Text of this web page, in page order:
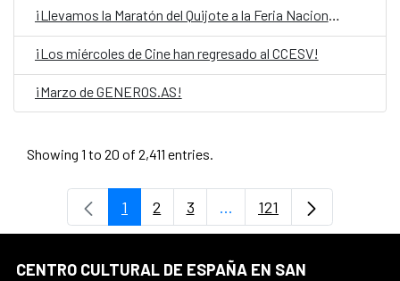
¡Llevamos la Maratón del Quijote a la Feria Nacional del libro!
¡Los miércoles de Cine han regresado al CCESV!
¡Marzo de GENEROS.AS!
Showing 1 to 20 of 2,411 entries.
Page
1 Page
2 Page
3 ...Intermediate Pages Use
Page
121
CENTRO CULTURAL DE ESPAÑA EN SAN